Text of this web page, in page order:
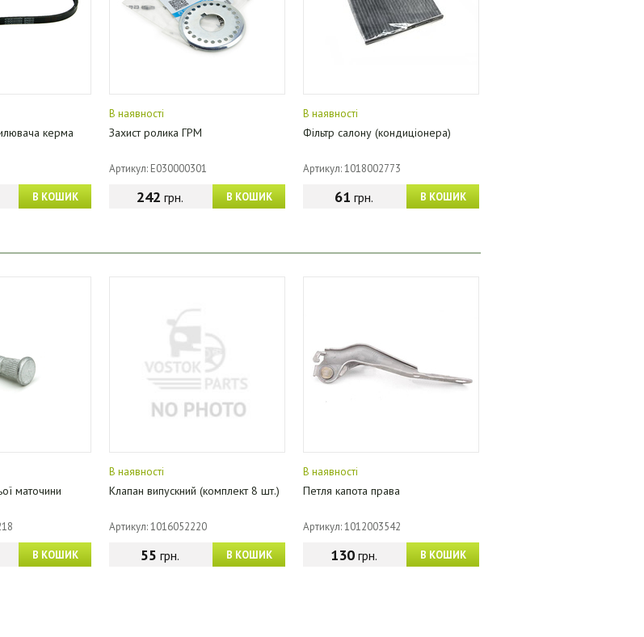
керма
В КОШИК
В наявності
Захист ролика ГРМ
Артикул: E030000301
В КОШИК
242 грн.
В наявності
Фільтр салону (кондиціонера)
Артикул: 1018002773
В КОШИК
61 грн.
маточини
В КОШИК
В наявності
Клапан випускний (комплект 8 шт.)
Артикул: 1016052220
В КОШИК
55 грн.
В наявності
Петля капота права
Артикул: 1012003542
В КОШИК
130грн.